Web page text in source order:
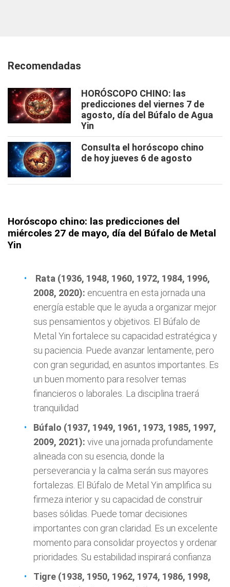
Recomendadas
HORÓSCOPO CHINO: las
predicciones del viernes 7 de
agosto, día del Búfalo de Agua
Yin
Consulta el horóscopo chino
de hoy jueves 6 de agosto
Horóscopo chino: las predicciones del
miércoles 27 de mayo, día del Búfalo de Metal
Yin
Rata (1936, 1948, 1960, 1972, 1984, 1996,
2008, 2020): encuentra en esta jornada una
energía estable que le ayuda a organizar mejor
sus pensamientos y objetivos. El Búfalo de
Metal Yin fortalece su capacidad estratégica y
su paciencia. Puede avanzar lentamente, pero
con gran seguridad, en asuntos importantes. Es
un buen momento para resolver temas
financieros o laborales. La disciplina traerá
tranquilidad
Búfalo (1937, 1949, 1961, 1973, 1985, 1997,
2009, 2021): vive una jornada profundamente
alineada con su esencia, donde la
perseverancia y la calma serán sus mayores
fortalezas. El Búfalo de Metal Yin amplifica su
firmeza interior y su capacidad de construir
bases sólidas. Puede tomar decisiones
importantes con gran claridad. Es un excelente
momento para consolidar proyectos y ordenar
prioridades. Su estabilidad inspirará confianza
Tigre (1938, 1950, 1962, 1974, 1986, 1998,